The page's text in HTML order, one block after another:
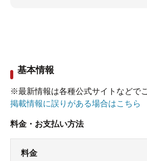
基本情報
※最新情報は各種公式サイトなどで
掲載情報に誤りがある場合はこちら
料金・お支払い方法
料金